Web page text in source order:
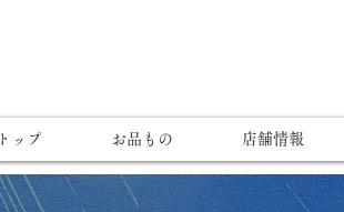
トップ お品もの 店舗情報